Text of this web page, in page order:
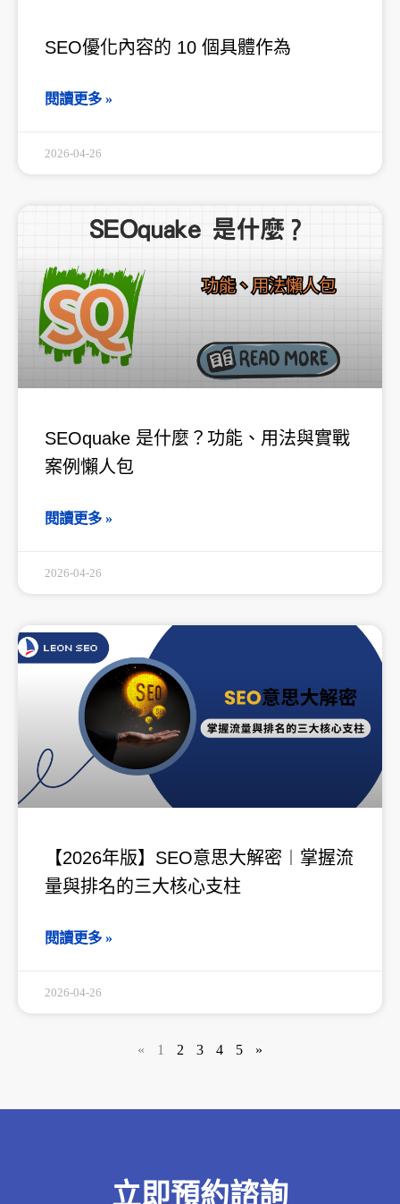
SEO優化內容的 10 個具體作為
閱讀更多 »
2026-04-26
SEOquake 是什麼？功能、用法與實戰
案例懶人包
閱讀更多 »
2026-04-26
【2026年版】SEO意思大解密︱掌握流
量與排名的三大核心支柱
閱讀更多 »
2026-04-26
« 1 2 3 4 5 »
立即預約諮詢